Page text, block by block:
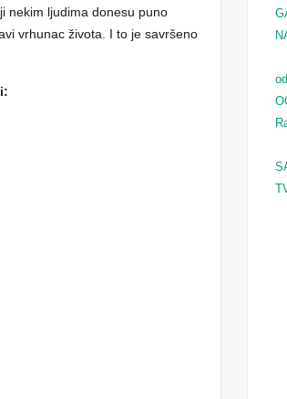
nekim ljudima donesu puno
vrhunac života. I to je savršeno